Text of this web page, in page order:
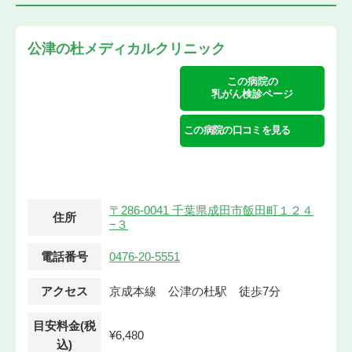
公津の杜メディカルクリニック
この病院の
乳がん検診ページ
この病院の口コミを見る
住所
〒286-0041 千葉県成田市飯田町１２４
−３
電話番号 0476-20-5551
アクセス 京成本線 公津の杜駅 徒歩7分
目安料金(税
込)
¥6,480